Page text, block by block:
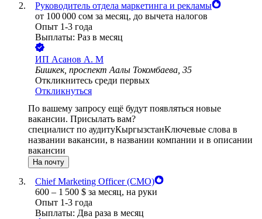
Руководитель отдела маркетинга и рекламы
от 100 000 сом за месяц, до вычета налогов
Опыт 1-3 года
Выплаты: Раз в месяц
ИП Асанов А. М
Бишкек, проспект Аалы Токомбаева, 35
Откликнитесь среди первых
Откликнуться
По вашему запросу ещё будут появляться новые
вакансии. Присылать вам?
специалист по аудитуКыргызстанКлючевые слова в
названии вакансии, в названии компании и в описании
вакансии
На почту
Chief Marketing Officer (CMO)
600 – 1 500 $ за месяц, на руки
Опыт 1-3 года
Выплаты: Два раза в месяц